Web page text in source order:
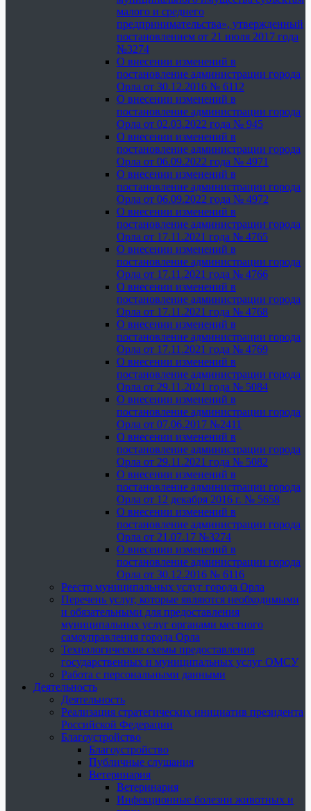
малого и среднего
предпринимательства», утвержденный
постановлением от 21 июля 2017 года
№3274
О внесении изменений в
постановление администрации города
Орла от 30.12.2016 № 6112
О внесении изменений в
постановление администрации города
Орла от 02.03.2022 года № 945
О внесении изменений в
постановление администрации города
Орла от 06.09.2022 года № 4971
О внесении изменений в
постановление администрации города
Орла от 06.09.2022 года № 4972
О внесении изменений в
постановление администрации города
Орла от 17.11.2021 года № 4765
О внесении изменений в
постановление администрации города
Орла от 17.11.2021 года № 4766
О внесении изменений в
постановление администрации города
Орла от 17.11.2021 года № 4768
О внесении изменений в
постановление администрации города
Орла от 17.11.2021 года № 4769
О внесении изменений в
постановление администрации города
Орла от 29.11.2021 года № 5084
О внесении изменений в
постановление администрации города
Орла от 07.06.2017 №2411
О внесении изменений в
постановление администрации города
Орла от 29.11.2021 года № 5082
О внесении изменений в
постановление администрации города
Орла от 12 декабря 2016 г. № 5658
О внесении изменений в
постановление администрации города
Орла от 21.07.17 №3274
О внесении изменений в
постановление администрации города
Орла от 30.12.2016 № 6116
Реестр муниципальных услуг города Орла
Перечень услуг, которые являются необходимыми
и обязательными для предоставления
муниципальных услуг органами местного
самоуправления города Орла
Технологические схемы предоставления
государственных и муниципальных услуг ОМСУ
Работа с персональными данными
Деятельность
Деятельность
Реализация стратегических инициатив президента
Российской Федерации
Благоустройство
Благоустройство
Публичные слушания
Ветеринария
Ветеринария
Инфекционные болезни животных и